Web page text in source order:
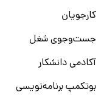
کارجویان
جست‌و‌جوی شغل
آکادمی دانشکار
بوتکمپ برنامه‌نویسی